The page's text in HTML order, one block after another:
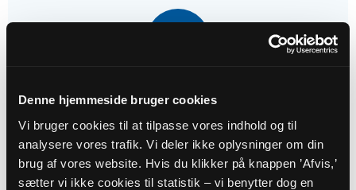
Denne hjemmeside bruger cookies
Vi bruger cookies til at tilpasse vores indhold og til
analysere vores trafik. Vi deler ikke oplysninger om din
brug af vores website. Hvis du klikker på knappen ’Afvis,’
sætter vi ikke cookies til statistik – vi benytter dog en
16
Sommerfest for børn
Tidspunkt
kl. 17:30 - 19:30